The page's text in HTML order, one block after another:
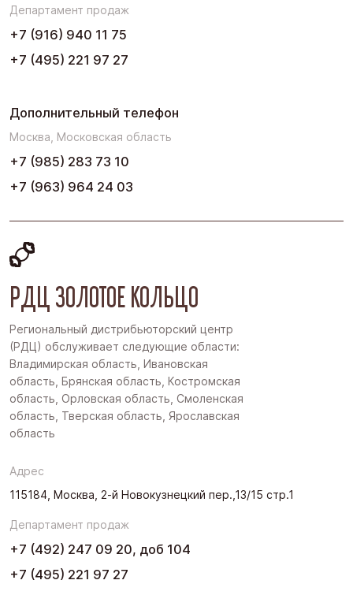
Департамент продаж
+7 (916) 940 11 75
+7 (495) 221 97 27
Дополнительный телефон
Москва, Московская область
+7 (985) 283 73 10
+7 (963) 964 24 03
РДЦ ЗОЛОТОЕ КОЛЬЦО
Региональный дистрибьюторский центр
(РДЦ) обслуживает следующие области:
Владимирская область, Ивановская
область, Брянская область, Костромская
область, Орловская область, Смоленская
область, Тверская область, Ярославская
область
Адрес
115184, Москва, 2-й Новокузнецкий пер.,13/15 стр.1
Департамент продаж
+7 (492) 247 09 20, доб 104
+7 (495) 221 97 27